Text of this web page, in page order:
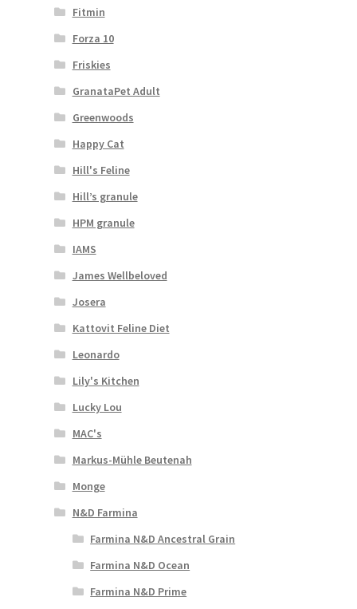
Fitmin
Forza 10
Friskies
GranataPet Adult
Greenwoods
Happy Cat
Hill's Feline
Hill’s granule
HPM granule
IAMS
James Wellbeloved
Josera
Kattovit Feline Diet
Leonardo
Lily's Kitchen
Lucky Lou
MAC's
Markus-Mühle Beutenah
Monge
N&D Farmina
Farmina N&D Ancestral Grain
Farmina N&D Ocean
Farmina N&D Prime